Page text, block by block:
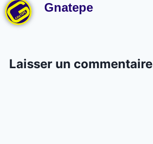
Gnatepe
Laisser un commentaire